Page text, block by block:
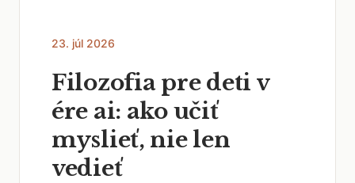
23. júl 2026
Filozofia pre deti v
ére ai: ako učiť
myslieť, nie len
vedieť